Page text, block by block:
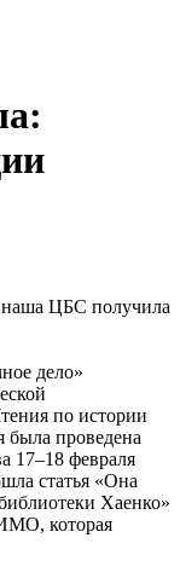
наша ЦБС получила
дело»
по истории
была проведена
17–18 февраля
статья «Она
Хаенко»
которая